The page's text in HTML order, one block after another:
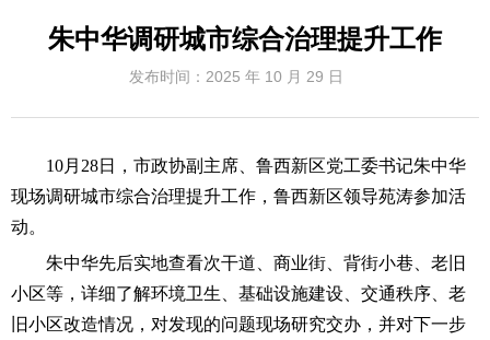
朱中华调研城市综合治理提升工作
发布时间： 2025 年 10 月 29 日
10月28日，市政协副主席、鲁西新区党工委书记朱中华
现场调研城市综合治理提升工作，鲁西新区领导苑涛参加活
动。
朱中华先后实地查看次干道、商业街、背街小巷、老旧
小区等，详细了解环境卫生、基础设施建设、交通秩序、老
旧小区改造情况，对发现的问题现场研究交办，并对下一步